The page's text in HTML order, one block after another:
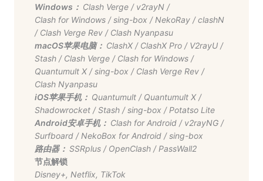
Windows： Clash Verge/ v2rayN/
Clash for Windows/sing-box/ NekoRay/clashN
/ Clash Verge Rev/ Clash Nyanpasu
macOS苹果电脑： ClashX/ ClashX Pro/ V2rayU/
Stash/ Clash Verge/ Clash for Windows/
Quantumult X/sing-box/ Clash Verge Rev/
Clash Nyanpasu
iOS苹果手机： Quantumult/ Quantumult X/
Shadowrocket/Stash/sing-box/ Potatso Lite
Android安卓手机： Clash for Android/ v2rayNG/
Surfboard/ NekoBox for Android/sing-box
路由器： SSRplus/ OpenClash/ PassWall2
节点解锁
Disney+, Netflix, TikTok